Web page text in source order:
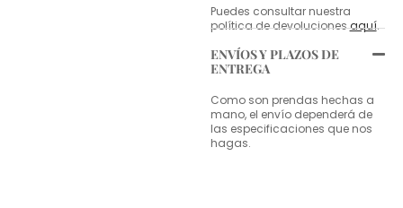
Puedes consultar nuestra
política de devolucionesaquí.
ENVÍOS Y PLAZOS DE
ENTREGA
Como son prendas hechas a
mano, el envío dependerá de
las especificaciones que nos
hagas.